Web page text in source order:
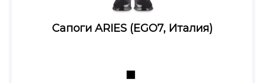
Сапоги ARIES (EGO7, Италия)